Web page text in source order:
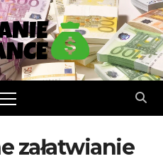
załatwianie